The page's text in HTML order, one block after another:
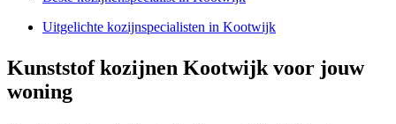
Uitgelichte kozijnspecialisten in Kootwijk
Kunststof kozijnen Kootwijk voor jouw
woning